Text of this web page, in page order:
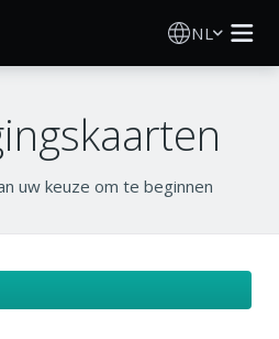
NL
uw keuze om te beginnen